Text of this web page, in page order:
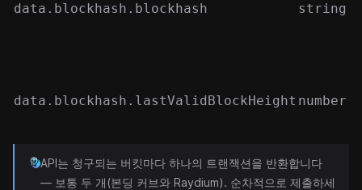
data.blockhash.blockhash string
data.blockhash.lastValidBlockHeight number
API는 청구되는 버킷마다 하나의 트랜잭션을 반환합니다
— 보통 두 개(본딩 커브와 Raydium). 순차적으로 제출하세